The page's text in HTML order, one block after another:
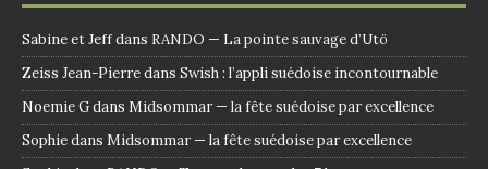
Sabine et Jeffdans RANDO — La pointe sauvage d’Utö
Zeiss Jean-Pierredans Swish : l’appli suédoise incontournable
Noemie Gdans Midsommar — la fête suédoise par excellence
Sophiedans Midsommar — la fête suédoise par excellence